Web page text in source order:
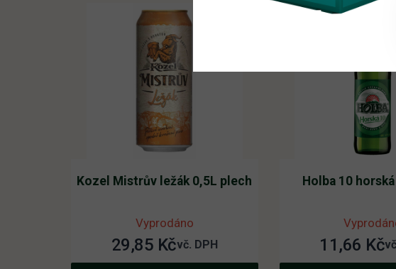
Kozel Mistrův ležák 0,5L plech
Vyprodáno
29,85 Kčvč. DPH
Holba 10
11,66 Kč